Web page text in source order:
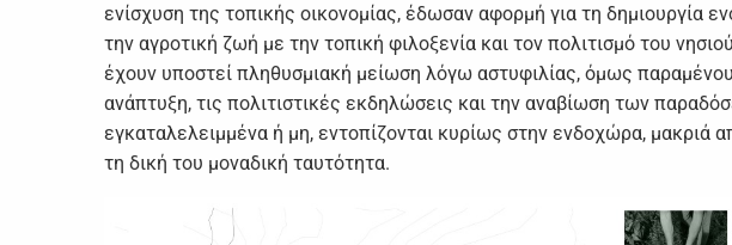
ενίσχυση της τοπικής οικονομίας, έδωσαν αφορμή για τη δημιουργία
την αγροτική ζωή με την τοπική φιλοξενία και τον πολιτισμό του
έχουν υποστεί πληθυσμιακή μείωση λόγω αστυφιλίας, όμως
ανάπτυξη, τις πολιτιστικές εκδηλώσεις και την αναβίωση των
εγκαταλελειμμένα ή μη, εντοπίζονται κυρίως στην ενδοχώρα, μακριά
τη δική του μοναδική ταυτότητα.